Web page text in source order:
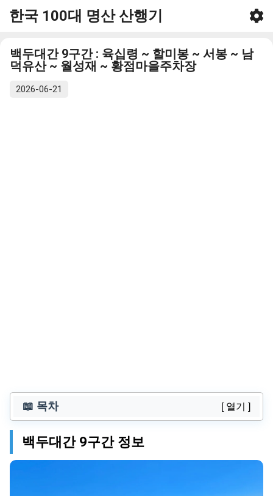
기본 콘텐츠로 건너뛰기
한국 100대 명산 산행기
백두대간 9구간 : 육십령 ~ 할미봉 ~ 서봉 ~ 남
덕유산 ~ 월성재 ~ 황점마을주차장
2026-06-21
📖 목차 [ 열기 ]
백두대간 9구간 정보